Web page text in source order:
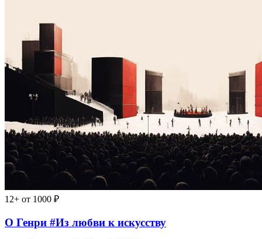
12+ от 1000 ₽
О Генри #Из любви к искусству